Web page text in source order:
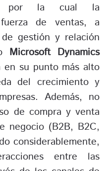
por la cual la
de ventas, a
gestión y relación
Microsoft Dynamics
en su punto más alto
del crecimiento y
Además, no
de compra y venta
negocio (B2B, B2C,
considerablemente,
entre las